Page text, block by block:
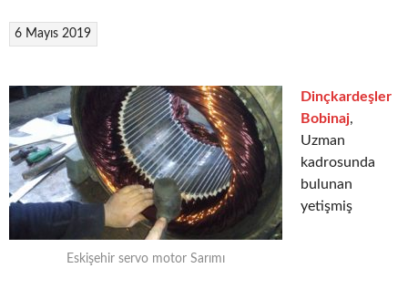
6 Mayıs 2019
Eskişehir servo motor Sarımı
Dinçkardeşler
Bobinaj,
Uzman
kadrosunda
bulunan
yetişmiş